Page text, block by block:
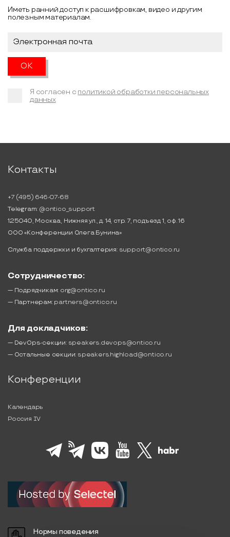
Иметь ранний доступ к расшифровкам, видео и другим
полезным материалам.
Я согласен с политикой обработки персональных
данных
Контакты
+7 (495) 646-07-68
Telegram: @ontico_support
125040, Москва, Нижняя ул., д. 14, стр. 7, подъезд 1, оф. 16
ООО «Конференции Олега Бунина»
Служба поддержки и бухгалтерия: support@ontico.ru
Сотрудничество:
— Подрядчикам: org@ontico.ru
— Партнерам: partners@ontico.ru
Для докладчиков:
— DevOps-секции: speakers.devops@ontico.ru
— Остальные секции: speakers.highload@ontico.ru
Конференции
Календарь
Россия IV
Нормы поведения